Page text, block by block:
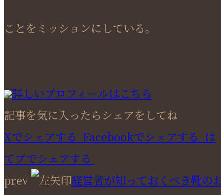
ことをミッションにしている。
詳しいプロフィールはこちら
記事を気に入ったらシェアをしてね
Xでシェアする Facebookでシェアする は
てブでシェアする
prev
経営者が知っておくべき靴の